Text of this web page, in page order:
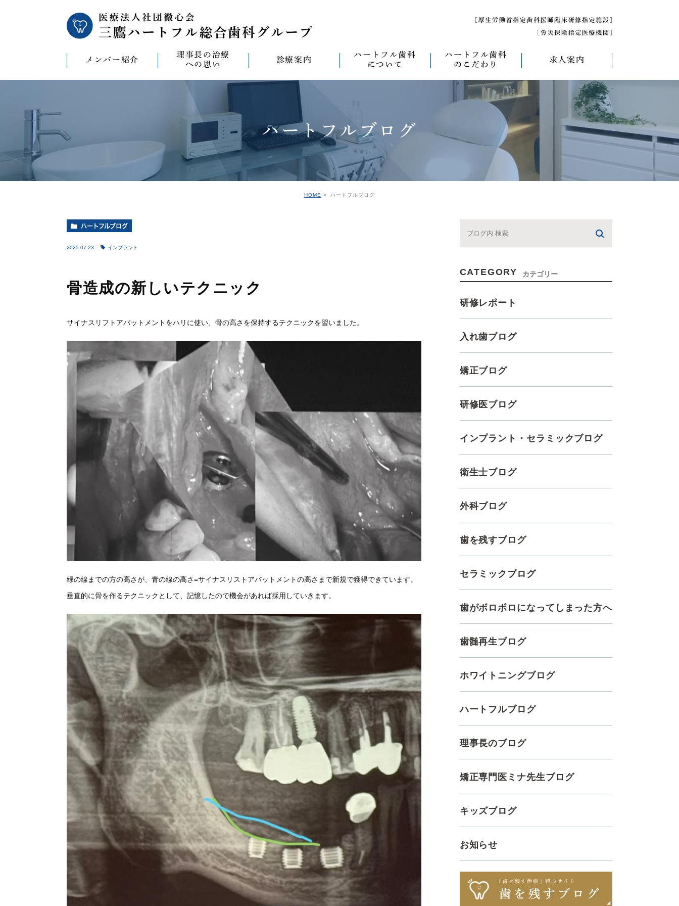
メンバー紹介
理事長の治療
への思い
CAD/CAM（オールセラミック治
療）への思い
バイコンインプラントへの思い
マウスピース型矯正装置（イン
ビザライン）への思い
診療案内
診療案内一覧
セラミック治療 ワンデイジルコニア治療
無菌化根管治療 予防・メンテナンス
インプラント オールオン4
ハートフル歯科
について
ハートフルの治療
院内設備
ハートフル歯科
グループ院の案内
ハートフル歯科
のこだわり
なるべく痛くない治療
なるべく削らない治療
なるべく抜かない治療
なるべく短期間の治療
滅菌管理について
求人案内
求人募集について
研修医募集
ハートフルブログ
HOME ハートフルブログ
ハートフルブログ
2025.07.23 インプラント
骨造成の新しいテクニック
サイナスリフトアバットメントをハリに使い、骨の高さを保持するテクニックを習いました。
緑の線までの方の高さが、青の線の高さ=サイナスリストアバットメントの高さまで新規で獲得できています。
垂直的に骨を作るテクニックとして、記憶したので機会があれば採用していきます。
CATEGORY カテゴリー
研修レポート
入れ歯ブログ
矯正ブログ
研修医ブログ
インプラント・セラミックブログ
衛生士ブログ
外科ブログ
歯を残すブログ
セラミックブログ
歯がボロボロになってしまった方へ
歯髄再生ブログ
ホワイトニングブログ
ハートフルブログ
理事長のブログ
矯正専門医ミナ先生ブログ
キッズブログ
お知らせ